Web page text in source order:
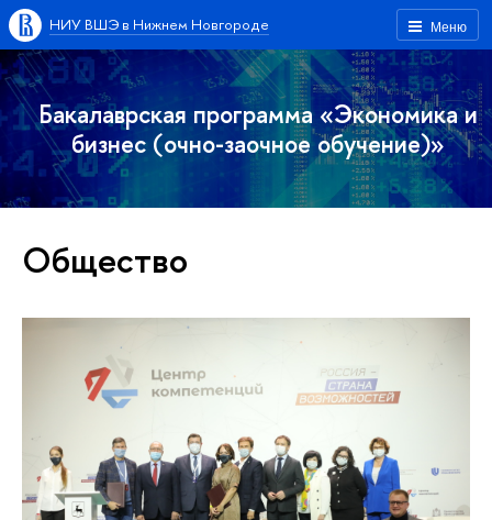
Меню
НИУ ВШЭ в Нижнем Новгороде
Бакалаврская программа «Экономика и
бизнес (очно-заочное обучение)»
Общество